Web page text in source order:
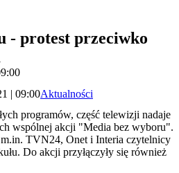
- protest przeciwko
| 09:00Aktualności
programów, część telewizji nadaje
wspólnej akcji "Media bez wyboru".
TVN24, Onet i Interia czytelnicy
Do akcji przyłączyły się również